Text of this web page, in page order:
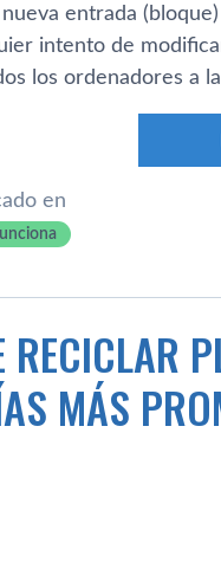
entrada
intento de
los ordenadores a
en
MÁS